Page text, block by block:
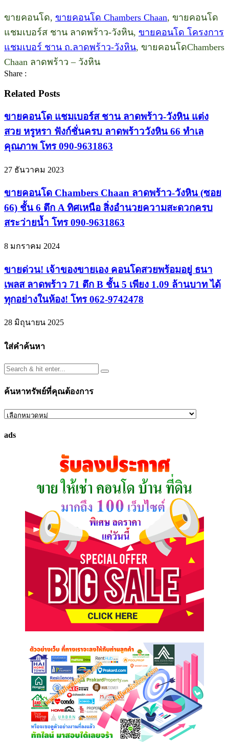
ขายคอนโด, ขายคอนโด Chambers Chaan, ขายคอนโด
แชมเบอร์ส ชาน ลาดพร้าว-วังหิน, ขายคอนโด โครงการ
แชมเบอร์ ชาน ถ.ลาดพร้าว-วังหิน, ขายคอนโดChambers
Chaan ลาดพร้าว – วังหิน
Share :
Related Posts
ขายคอนโด แชมเบอร์ส ชาน ลาดพร้าว-วังหิน แต่ง
สวย หรูหรา ฟังก์ชั่นครบ ลาดพร้าววังหิน 66 ทำเล
คุณภาพ โทร 090-9631863
27 ธันวาคม 2023
ขายคอนโด Chambers Chaan ลาดพร้าว-วังหิน (ซอย
66) ชั้น 6 ตึก A ทิศเหนือ สิ่งอำนวยความสะดวกครบ
สระว่ายน้ำ โทร 090-9631863
8 มกราคม 2024
ขายด่วน! เจ้าของขายเอง คอนโดสวยพร้อมอยู่ ธนา
เพลส ลาดพร้าว 71 ตึก B ชั้น 5 เพียง 1.09 ล้านบาท ได้
ทุกอย่างในห้อง! โทร 062-9742478
28 มิถุนายน 2025
ใส่คำค้นหา
ค้นหาทรัพย์ที่คุณต้องการ
ค้นหา
ที่
ads